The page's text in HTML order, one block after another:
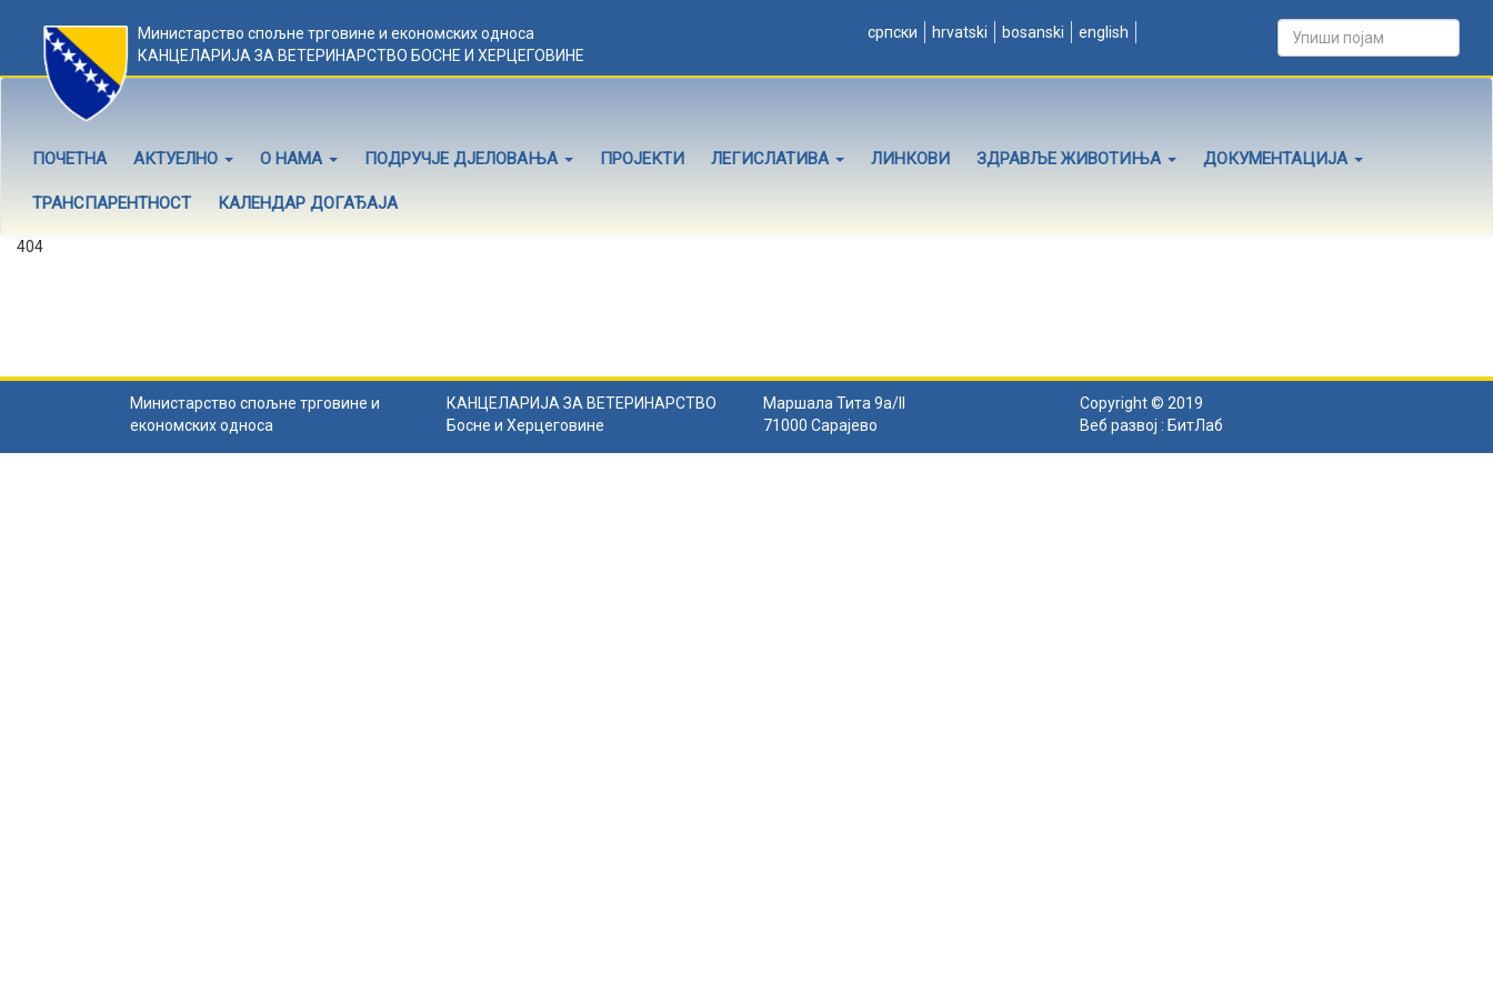
Министарство спољне трговине и економских односа
КАНЦЕЛАРИЈА ЗА ВЕТЕРИНАРСТВО БОСНЕ И ХЕРЦЕГОВИНЕ
српски hrvatski bosanski english
ПОЧЕТНА АКТУЕЛНО О НАМА ПОДРУЧЈЕ ДЈЕЛОВАЊА ПРОЈЕКТИ ЛЕГИСЛАТИВА ЛИНКОВИ ЗДРАВЉЕ ЖИВОТИЊА ДОКУМЕНТАЦИЈА
ТРАНСПАРЕНТНОСТ КАЛЕНДАР ДОГАЂАЈА
404
Министарство спољне трговине и
економских односа
КАНЦЕЛАРИЈА ЗА ВЕТЕРИНАРСТВО
Босне и Херцеговине
Маршала Тита 9а/II
71000 Сарајево
Copyright © 2019
Веб развој : БитЛаб